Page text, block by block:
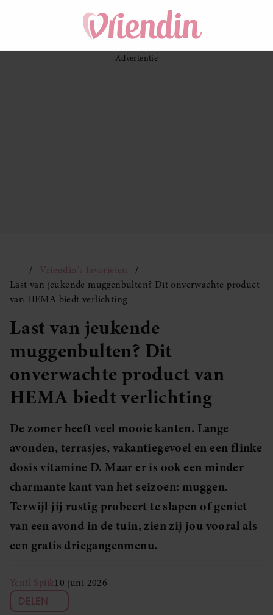
Vriendin's favorieten
Last van jeukende muggenbulten? Dit onverwachte product
van HEMA biedt verlichting
Last van jeukende
muggenbulten? Dit
onverwachte product van
HEMA biedt verlichting
De zomer heeft veel mooie kanten. Lange
avonden, terrasjes, vakantiegevoel en een flinke
dosis vitamine D. Maar er is ook een minder
charmante kant van het seizoen: muggen.
Terwijl jij rustig probeert te slapen of geniet
van een avond in de tuin, zien zij jou vooral als
een gratis driegangenmenu.
Yentl Spijk10 juni 2026
DELEN